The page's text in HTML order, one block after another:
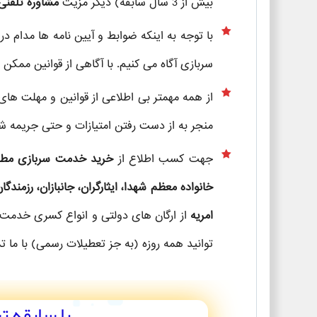
با توجه به اینکه ضوابط و آیین نامه ها مدام
سربازی آگاه می کنیم. با آگاهی از قوانین ممکن
از همه مهمتر بی اطلاعی از قوانین و مهلت
منجر به از دست رفتن امتیازات و حتی جریمه
جهت کسب اطلاع از خرید خدمت سربازی
خانواده معظم شهدا، ایثارگران، جانبازان،
امریه از ارگان های دولتی و انواع کسری
توانید همه روزه (به جز تعطیلات رسمی) با ما